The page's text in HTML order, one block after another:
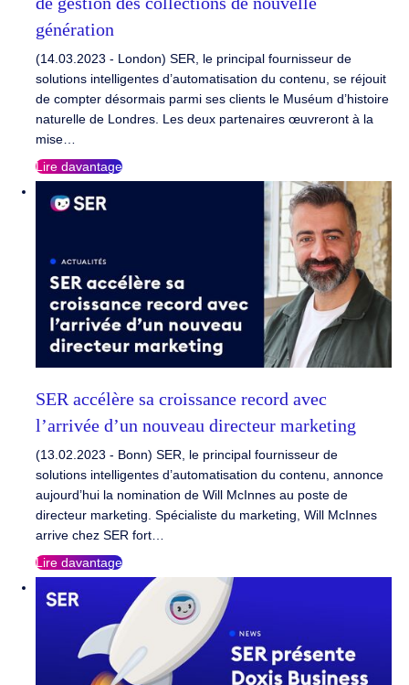
génération
(14.03.2023 - London) SER, le principal fournisseur de
solutions intelligentes d’automatisation du contenu, se réjouit
de compter désormais parmi ses clients le Muséum d’histoire
naturelle de Londres. Les deux partenaires œuvreront à la
mise…
Lire davantage
SER accélère sa croissance record avec
l’arrivée d’un nouveau directeur marketing
(13.02.2023 - Bonn) SER, le principal fournisseur de
solutions intelligentes d’automatisation du contenu, annonce
aujourd’hui la nomination de Will McInnes au poste de
directeur marketing. Spécialiste du marketing, Will McInnes
arrive chez SER fort…
Lire davantage